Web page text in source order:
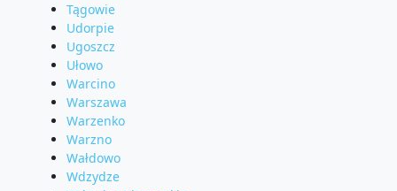
Tągowie
Udorpie
Ugoszcz
Ułowo
Warcino
Warszawa
Warzenko
Warzno
Wałdowo
Wdzydze